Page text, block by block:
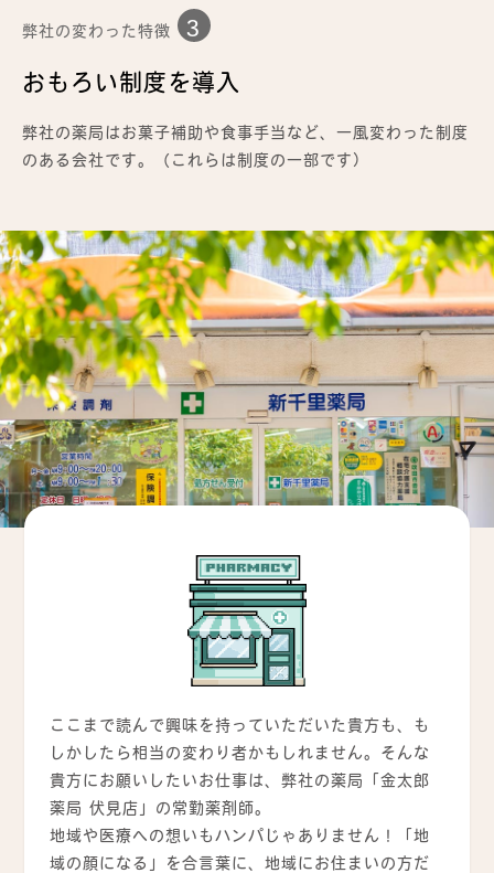
弊社の変わった特徴 3
おもろい制度を導入
弊社の薬局はお菓子補助や食事手当など、一風変わった制度
のある会社です。（これらは制度の一部です）
ここまで読んで興味を持っていただいた貴方も、も
しかしたら相当の変わり者かもしれません。そんな
貴方にお願いしたいお仕事は、弊社の薬局「金太郎
薬局 伏見店」の常勤薬剤師。
地域や医療への想いもハンパじゃありません！「地
域の顔になる」を合言葉に、地域にお住まいの方だ